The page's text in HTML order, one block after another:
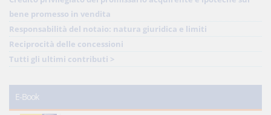
bene promesso in vendita
Responsabilità del notaio: natura giuridica e limiti
Reciprocità delle concessioni
Tutti gli ultimi contributi >
E-Book